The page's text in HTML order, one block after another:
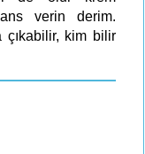
verin derim.
çıkabilir, kim bilir